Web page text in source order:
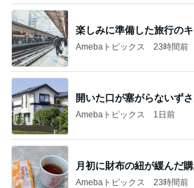
楽しみに準備した旅行の
Amebaトピックス 23時間前
開いた口が塞がらないず
Amebaトピックス 1日前
月初に財布の紐が緩んだ
Amebaトピックス 23時間前